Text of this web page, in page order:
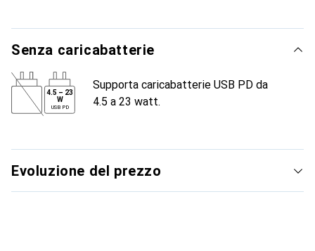
Senza caricabatterie
4.5 – 23
W
USB PD
Supporta caricabatterie USB PD da
4.5 a 23 watt.
Evoluzione del prezzo